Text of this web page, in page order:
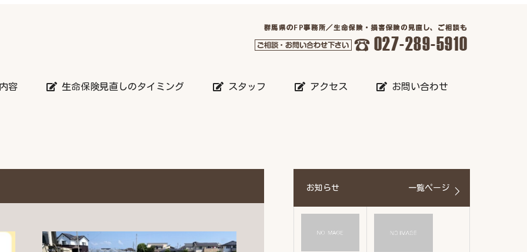
容 生命保険見直しのタイミング スタッフ アクセス お問い合わせ
お知らせ 一覧ページ